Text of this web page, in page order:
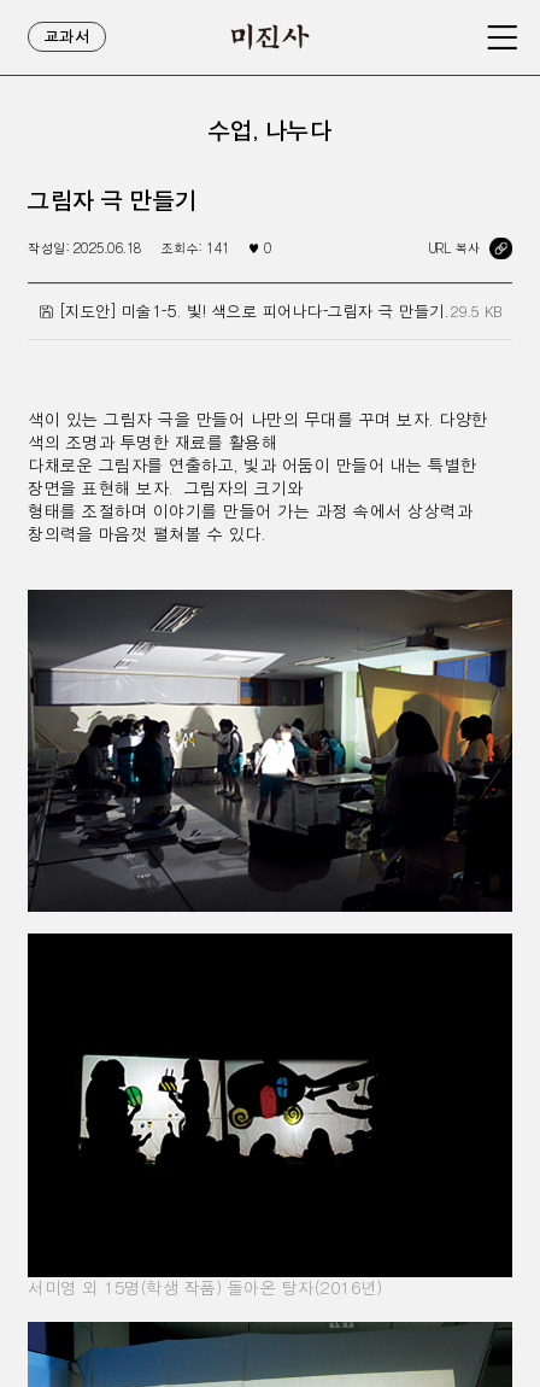
교과서
수업, 나누다
그림자 극 만들기
작성일: 2025.06.18 조회수: 141 ♥0 URL 복사
[지도안] 미술1-5. 빛! 색으로 피어나다-그림자 극 만들기.hwp29.5 KB
색이 있는 그림자 극을 만들어 나만의 무대를 꾸며 보자. 다양한
색의 조명과 투명한 재료를 활용해
다채로운 그림자를 연출하고, 빛과 어둠이 만들어 내는 특별한
장면을 표현해 보자.
그림자의 크기와
형태를 조절하며 이야기를 만들어 가는 과정 속에서 상상력과
창의력을 마음껏 펼쳐볼 수 있다.
서미영 외 15명(학생 작품) 돌아온 탕자(2016년)